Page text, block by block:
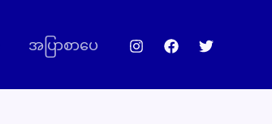
အပြာစာပေ